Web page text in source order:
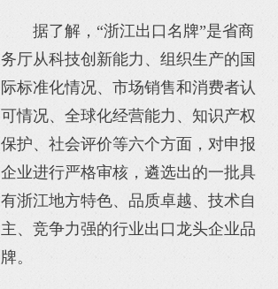
据了解，“浙江出口名牌”是省商
务厅从科技创新能力、组织生产的国
际标准化情况、市场销售和消费者认
可情况、全球化经营能力、知识产权
保护、社会评价等六个方面，对申报
企业进行严格审核，遴选出的一批具
有浙江地方特色、品质卓越、技术自
主、竞争力强的行业出口龙头企业品
牌。